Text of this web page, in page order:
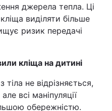
джерела тепла. Ці
виділяти більше
ризик передачі
кліща на дитині
не відрізняється,
всі маніпуляції
обережністю.